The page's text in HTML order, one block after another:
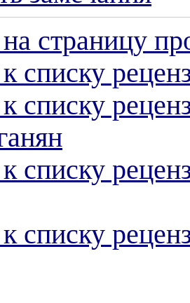
страницу
списку
списку
списку
списку